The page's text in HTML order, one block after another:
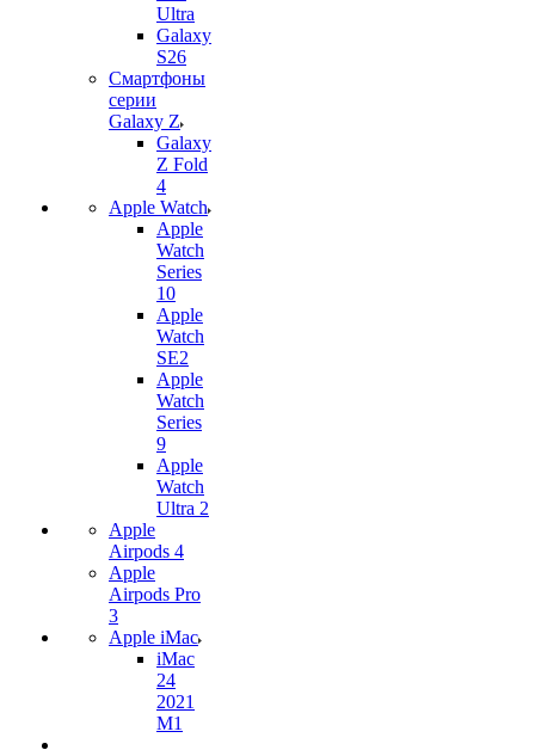
Ultra
Galaxy
S26
Смартфоны
серии
Galaxy Z
Galaxy
Z Fold
4
Apple Watch
Apple
Watch
Series
10
Apple
Watch
SE2
Apple
Watch
Series
9
Apple
Watch
Ultra 2
Apple
Airpods 4
Apple
Airpods Pro
3
Apple iMac
iMac
24
2021
M1